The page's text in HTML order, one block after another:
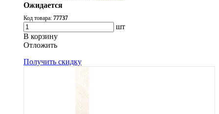
Ожидается
Код товара: 77737
шт
В корзину
Oтложить
Получить скидку